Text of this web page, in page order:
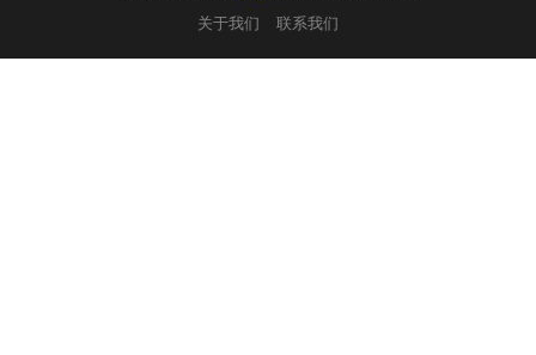
关于我们
联系我们